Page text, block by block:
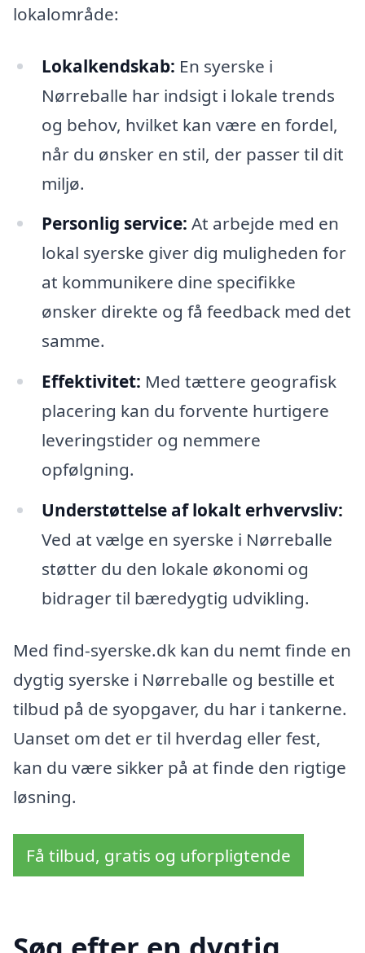
lokalområde:
Lokalkendskab: En syerske i
Nørreballe har indsigt i lokale trends
og behov, hvilket kan være en fordel,
når du ønsker en stil, der passer til dit
miljø.
Personlig service: At arbejde med en
lokal syerske giver dig muligheden for
at kommunikere dine specifikke
ønsker direkte og få feedback med det
samme.
Effektivitet: Med tættere geografisk
placering kan du forvente hurtigere
leveringstider og nemmere
opfølgning.
Understøttelse af lokalt erhvervsliv:
Ved at vælge en syerske i Nørreballe
støtter du den lokale økonomi og
bidrager til bæredygtig udvikling.
Med find-syerske.dk kan du nemt finde en
dygtig syerske i Nørreballe og bestille et
tilbud på de syopgaver, du har i tankerne.
Uanset om det er til hverdag eller fest,
kan du være sikker på at finde den rigtige
løsning.
Få tilbud, gratis og uforpligtende